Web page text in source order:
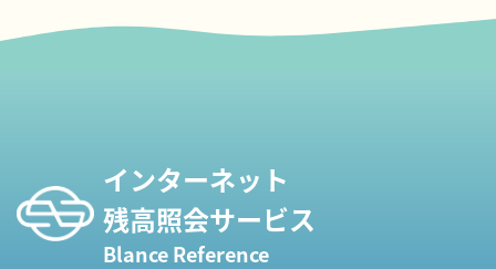
インターネット
残高照会サービス
Blance Reference